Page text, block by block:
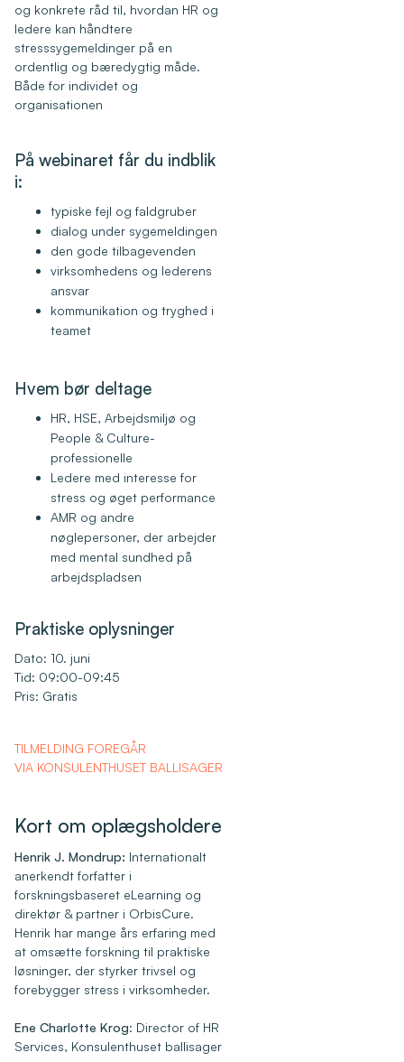
og konkrete råd til, hvordan HR og
ledere kan håndtere
stresssygemeldinger på en
ordentlig og bæredygtig måde.
Både for individet og
organisationen
På webinaret får du indblik
i:
typiske fejl og faldgruber
dialog under sygemeldingen
den gode tilbagevenden
virksomhedens og lederens
ansvar
kommunikation og tryghed i
teamet
Hvem bør deltage
HR, HSE, Arbejdsmiljø og
People & Culture-
professionelle
Ledere med interesse for
stress og øget performance
AMR og andre
nøglepersoner, der arbejder
med mental sundhed på
arbejdspladsen
Praktiske oplysninger
Dato: 10. juni
Tid: 09:00-09:45
Pris: Gratis
TILMELDING FOREGÅR
VIA KONSULENTHUSET BALLISAGER
Kort om oplægsholdere
Henrik J. Mondrup: Internationalt
anerkendt forfatter i
forskningsbaseret eLearning og
direktør & partner i OrbisCure.
Henrik har mange års erfaring med
at omsætte forskning til praktiske
løsninger, der styrker trivsel og
forebygger stress i virksomheder.
Ene Charlotte Krog: Director of HR
Services, Konsulenthuset ballisager